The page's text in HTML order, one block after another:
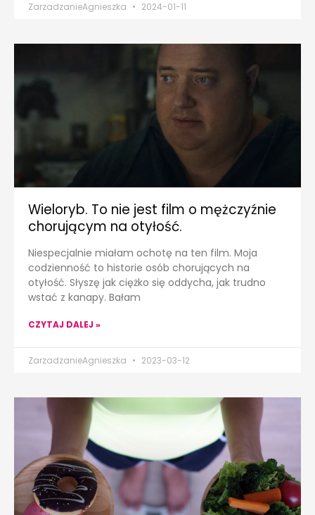
ZarzadzanieAgnieszka 2024-01-11
Wieloryb. To nie jest film o mężczyźnie
chorującym na otyłość.
Niespecjalnie miałam ochotę na ten film. Moja
codzienność to historie osób chorujących na
otyłość. Słyszę jak ciężko się oddycha, jak trudno
wstać z kanapy. Bałam
CZYTAJ DALEJ »
ZarzadzanieAgnieszka 2023-03-12